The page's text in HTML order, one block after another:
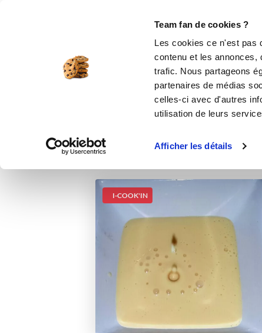
Team fan de cookies ?
Les cookies ce n'est pas
contenu et les
trafic. Nous partageons
partenaires de médias
celles-ci avec d'autres
utilisation de leurs
Afficher les détails
I-COOK'IN